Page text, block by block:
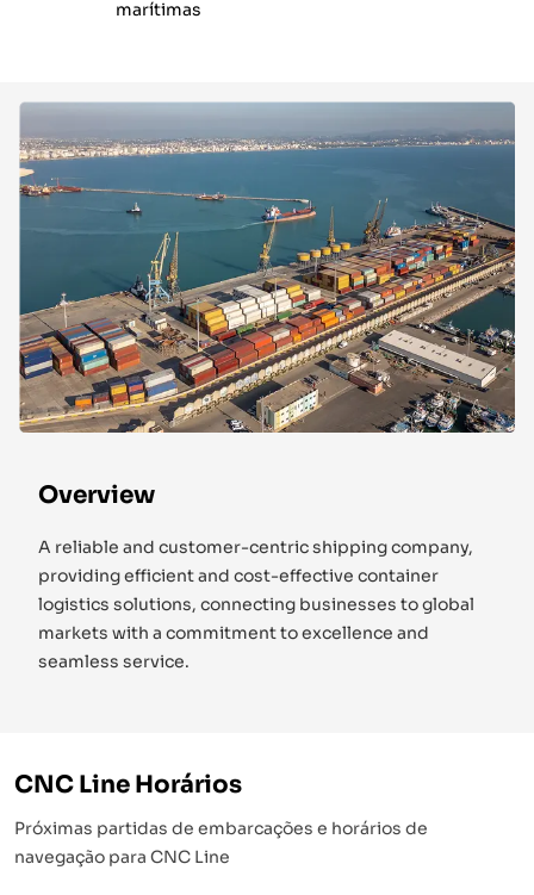
marítimas
Overview
A reliable and customer-centric shipping company,
providing efficient and cost-effective container
logistics solutions, connecting businesses to global
markets with a commitment to excellence and
seamless service.
CNC Line Horários
Próximas partidas de embarcações e horários de
navegação para CNC Line